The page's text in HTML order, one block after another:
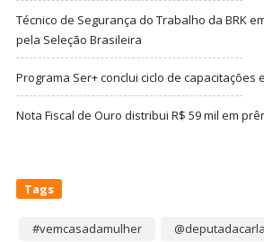
Técnico de Segurança do Trabalho da BRK
pela Seleção Brasileira
Programa Ser+ conclui ciclo de
Nota Fiscal de Ouro distribui R$ 59 mil em
Tags
#vemcasadamulher